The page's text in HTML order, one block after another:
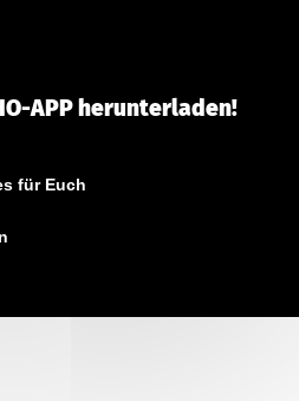
APP herunterladen!
für Euch